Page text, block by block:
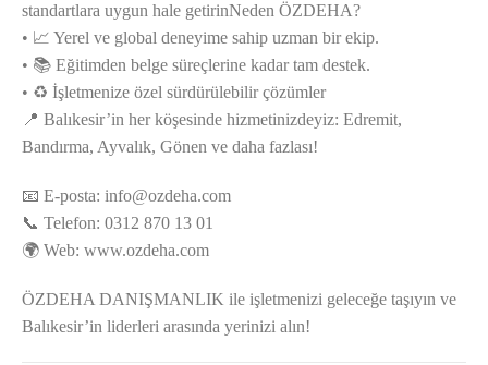
standartlara uygun hale getirinNeden ÖZDEHA?
• 📈 Yerel ve global deneyime sahip uzman bir ekip.
• 📚 Eğitimden belge süreçlerine kadar tam destek.
• ♻️ İşletmenize özel sürdürülebilir çözümler
📍 Balıkesir’in her köşesinde hizmetinizdeyiz: Edremit,
Bandırma, Ayvalık, Gönen ve daha fazlası!
📧 E-posta: info@ozdeha.com
📞 Telefon: 0312 870 13 01
🌍 Web: www.ozdeha.com
ÖZDEHA DANIŞMANLIK ile işletmenizi geleceğe taşıyın ve
Balıkesir’in liderleri arasında yerinizi alın!